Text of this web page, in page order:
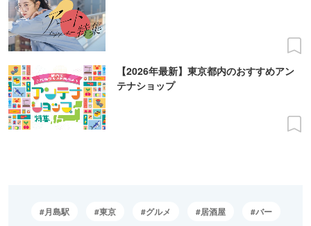
【2026年最新】東京都内のおすすめアン
テナショップ
月島駅 東京 グルメ 居酒屋 バー